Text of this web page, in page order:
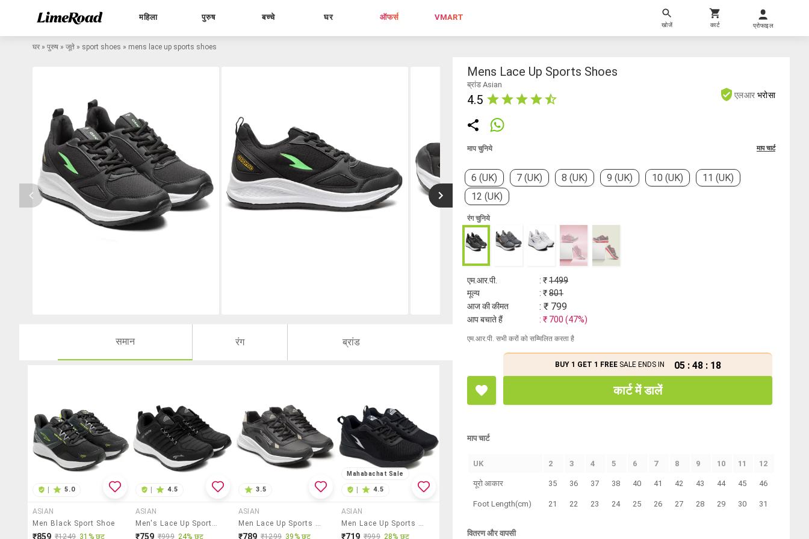
महिला पुरुष बच्चे घर ऑफर्स VMART
खोजें कार्ट प्रोफाइल
घर » पुरुष » जूते » sport shoes » mens lace up sports shoes
समान रंग ब्रांड
5.0
ASIAN
Men Black Sport Shoe
₹859 ₹1249 31% छूट
4.5
ASIAN
Men's Lace Up Sports Shoes
₹759 ₹999 24% छूट
3.5
ASIAN
Men Lace Up Sports Shoes
₹789 ₹1299 39% छूट
Mahabachat Sale
4.5
ASIAN
Men Lace Up Sports Shoes
₹719 ₹999 28% छूट
Mens Lace Up Sports Shoes
ब्रांड Asian
4.5 एलआर भरोसा
माप चुनिये माप चार्ट
6 (UK) 7 (UK) 8 (UK) 9 (UK) 10 (UK)
11 (UK)
12 (UK)
रंग चुनिये
एम.आर.पी. : ₹1499
मूल्य
: ₹801
आज की कीमत
: ₹ 799
आप बचाते हैं : ₹ 700 (47%)
एम.आर.पी. सभी करों को सम्मिलित करता है
BUY 1 GET 1 FREESALE ENDS IN 05 : 48 : 17
कार्ट में डालें
माप चार्ट
UK 2 3 4 5 6 7 8 9 10 11 12
यूरो आकार 35 36 37 38 40 41 42 43 44 45 46
Foot Length(cm) 21 22 23 24 25 26 27 28 29 30 31
वितरण और वापसी